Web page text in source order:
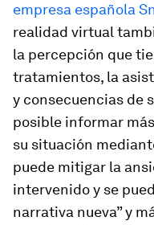
empresa española
realidad virtual
la percepción que
tratamientos, la
y consecuencias de
posible informar
su situación
puede mitigar la
intervenido y se
narrativa nueva” y